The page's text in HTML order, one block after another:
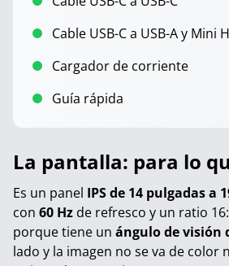
Cable USB-C a USB-A y Mini
Cargador de corriente
Guía rápida
La pantalla: para lo
Es un panel IPS de 14 pulgadas a
con 60 Hz de refresco y un ratio
porque tiene un ángulo de visión
lado y la imagen no se va de color